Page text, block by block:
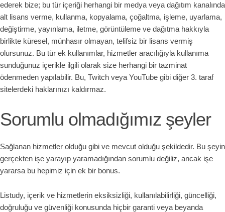
ederek bize; bu tür içeriği herhangi bir medya veya dağıtım kanalında
alt lisans verme, kullanma, kopyalama, çoğaltma, işleme, uyarlama,
değiştirme, yayınlama, iletme, görüntüleme ve dağıtma hakkıyla
birlikte küresel, münhasır olmayan, telifsiz bir lisans vermiş
olursunuz. Bu tür ek kullanımlar, hizmetler aracılığıyla kullanıma
sunduğunuz içerikle ilgili olarak size herhangi bir tazminat
ödenmeden yapılabilir. Bu, Twitch veya YouTube gibi diğer 3. taraf
sitelerdeki haklarınızı kaldırmaz.
Sorumlu olmadığımız şeyler
Sağlanan hizmetler olduğu gibi ve mevcut olduğu şekildedir. Bu şeyin
gerçekten işe yarayıp yaramadığından sorumlu değiliz, ancak işe
yararsa bu hepimiz için ek bir bonus.
Listudy, içerik ve hizmetlerin eksiksizliği, kullanılabilirliği, güncelliği,
doğruluğu ve güvenliği konusunda hiçbir garanti veya beyanda